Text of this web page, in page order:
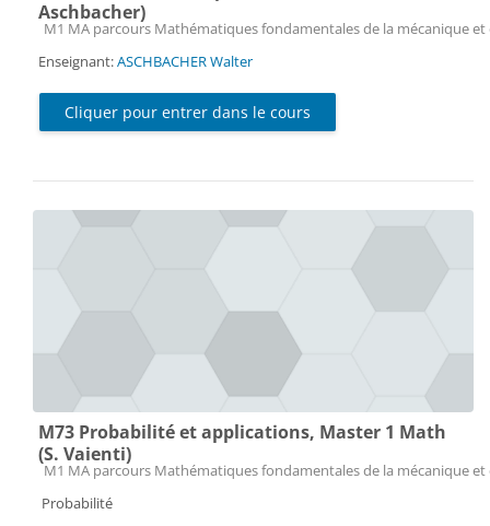
Aschbacher)
Catégorie de cours
M1 MA parcours Mathématiques fondamentales de la mécanique
Enseignant:ASCHBACHER Walter
Cliquer pour entrer dans le cours
M73 Probabilité et applications, Master 1 Math
(S. Vaienti)
Catégorie de cours
M1 MA parcours Mathématiques fondamentales de la mécanique
Probabilité